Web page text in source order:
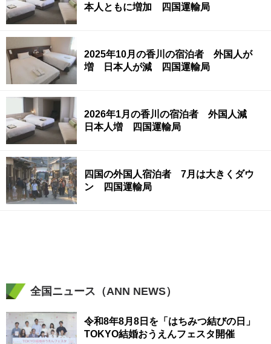
本人ともに増加 四国運輸局
2025年10月の香川の宿泊者 外国人が
増 日本人が減 四国運輸局
2026年1月の香川の宿泊者 外国人減
日本人増 四国運輸局
四国の外国人宿泊者 7月は大きくダウ
ン 四国運輸局
全国ニュース（ANN NEWS）
令和8年8月8日を「はちみつ結びの日」
TOKYO結婚おうえんフェスタ開催